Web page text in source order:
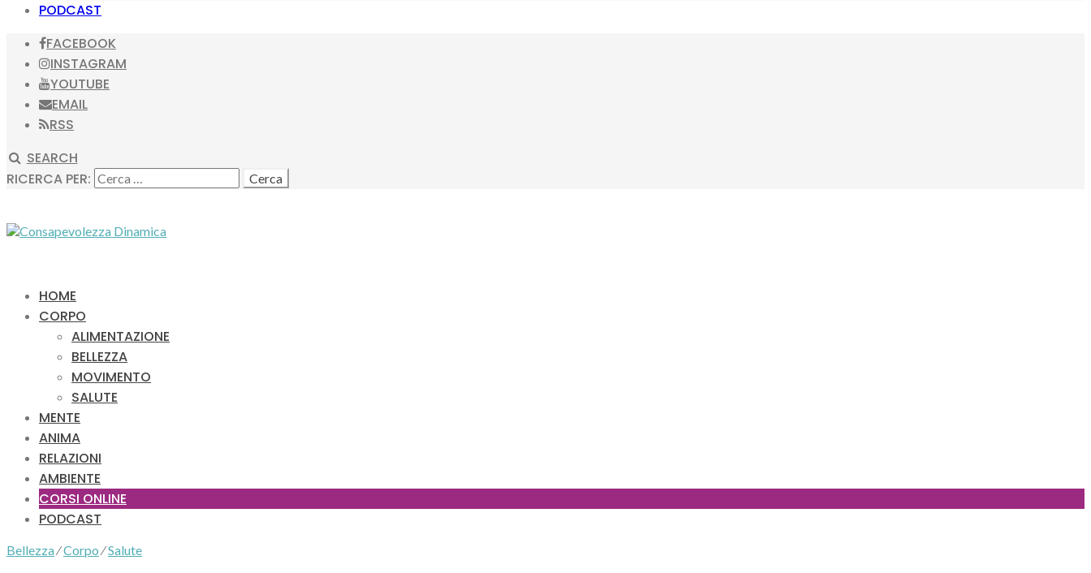
PODCAST
FACEBOOK
INSTAGRAM
YOUTUBE
EMAIL
RSS
SEARCH
RICERCA PER:
HOME
CORPO
ALIMENTAZIONE
BELLEZZA
MOVIMENTO
SALUTE
MENTE
ANIMA
RELAZIONI
AMBIENTE
CORSI ONLINE
PODCAST
Bellezza⁄Corpo⁄Salute